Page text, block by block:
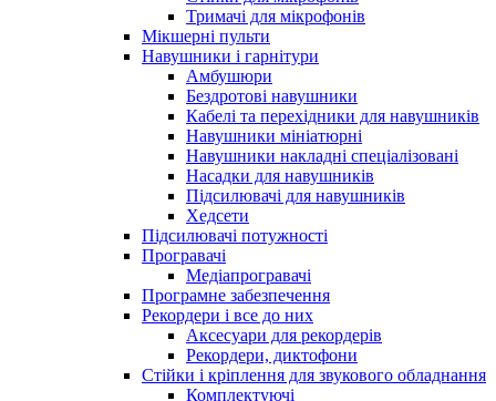
Тримачі для мікрофонів
Мікшерні пульти
Навушники і гарнітури
Амбушюри
Бездротові навушники
Кабелі та перехідники для навушників
Навушники мініатюрні
Навушники накладні спеціалізовані
Насадки для навушників
Підсилювачі для навушників
Хедсети
Підсилювачі потужності
Програвачі
Медіапрогравачі
Програмне забезпечення
Рекордери і все до них
Аксесуари для рекордерів
Рекордери, диктофони
Стійки і кріплення для звукового обладнання
Комплектуючі